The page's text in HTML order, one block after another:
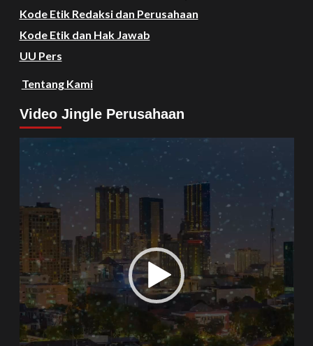
Kode Etik Redaksi dan Perusahaan
Kode Etik dan Hak Jawab
UU Pers
Tentang Kami
Video Jingle Perusahaan
Video
Player